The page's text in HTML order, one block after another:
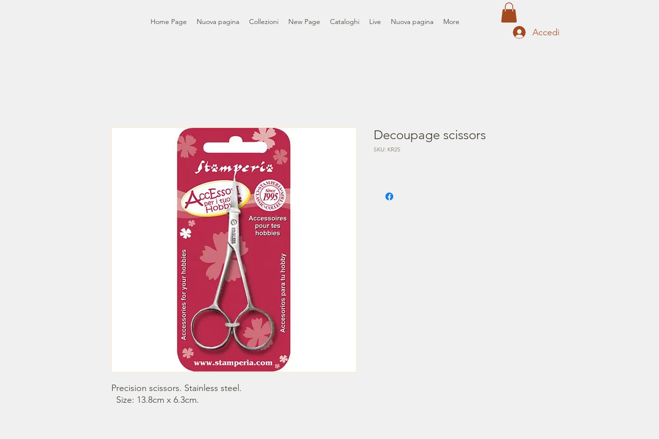
Home Page Nuova pagina Collezioni New Page Cataloghi Live Nuova pagina More
Accedi
Precision scissors. Stainless steel.
  Size: 13.8cm x 6.3cm.
Decoupage scissors
SKU: KR25